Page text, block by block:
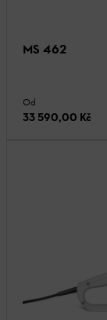
MS 462
Od
33 590,00 Kč